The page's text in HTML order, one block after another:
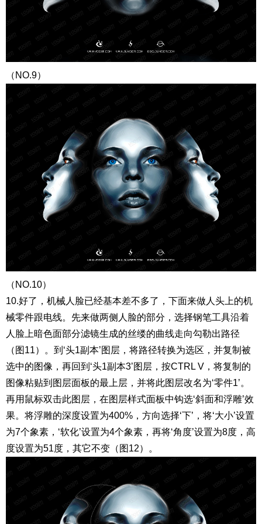
（NO.9）
（NO.10）
10.好了，机械人脸已经基本差不多了，下面来做人头上的机
械零件跟电线。先来做两侧人脸的部分，选择钢笔工具沿着
人脸上暗色面部分滤镜生成的丝缕的曲线走向勾勒出路径
（图11）。到‘头1副本’图层，将路径转换为选区，并复制被
选中的图像，再回到‘头1副本3’图层，按CTRL V，将复制的
图像粘贴到图层面板的最上层，并将此图层改名为‘零件1’。
再用鼠标双击此图层，在图层样式面板中钩选‘斜面和浮雕’效
果。将浮雕的深度设置为400%，方向选择‘下’，将‘大小’设置
为7个象素，‘软化’设置为4个象素，再将‘角度’设置为8度，高
度设置为51度，其它不变（图12）。